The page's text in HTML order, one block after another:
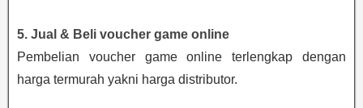
5. Jual & Beli voucher game online
Pembelian voucher game online terlengkap dengan
harga termurah yakni harga distributor.